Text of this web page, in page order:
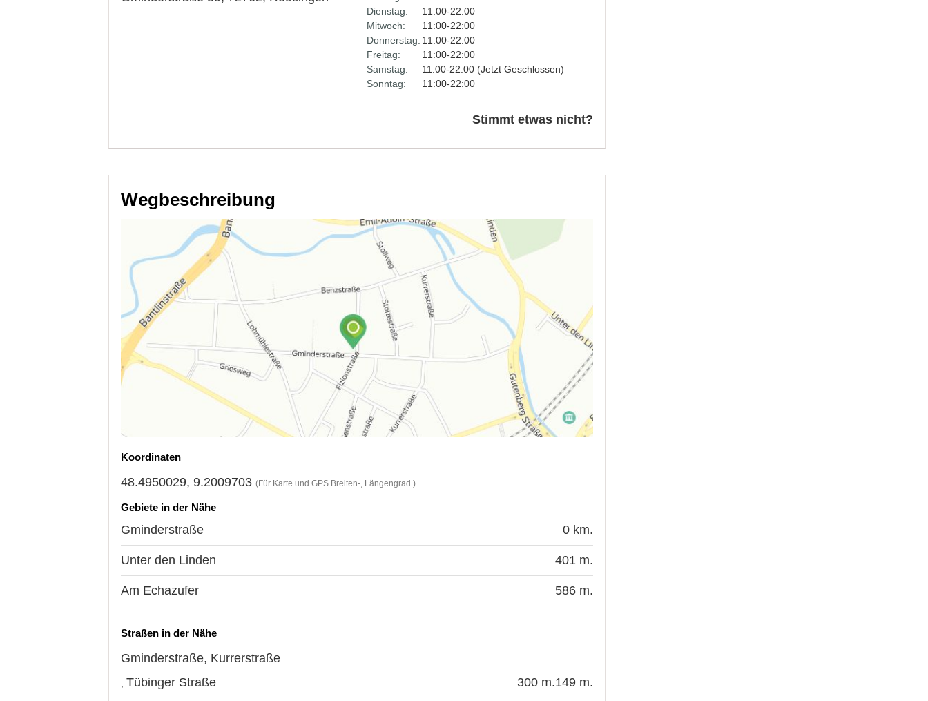
Dienstag:
11:00-22:00
Mitwoch:
11:00-22:00
Donnerstag: 11:00-22:00
Freitag:
11:00-22:00
Samstag:
11:00-22:00 (Jetzt Geschlossen)
Sonntag:
11:00-22:00
Stimmt etwas nicht?
Wegbeschreibung
Koordinaten
48.4950029, 9.2009703 (Für Karte und GPS Breiten-, Längengrad.)
Gebiete in der Nähe
Gminderstraße 0 km.
Unter den Linden 401 m.
Am Echazufer 586 m.
Straßen in der Nähe
Gminderstraße, Kurrerstraße
149 m.
Tübinger Straße 300 m.